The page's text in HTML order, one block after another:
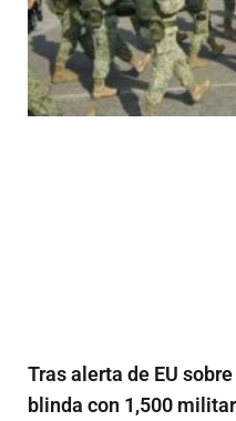
Tras alerta de EU
blinda con 1,500